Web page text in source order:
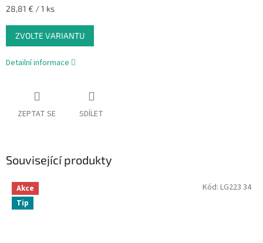
Měrná
28,81 € / 1 ks
ZVOLTE VARIANTU
Detailní informace
ZEPTAT SE SDÍLET
Související produkty
Akce
Tip
Kód: LG223 34